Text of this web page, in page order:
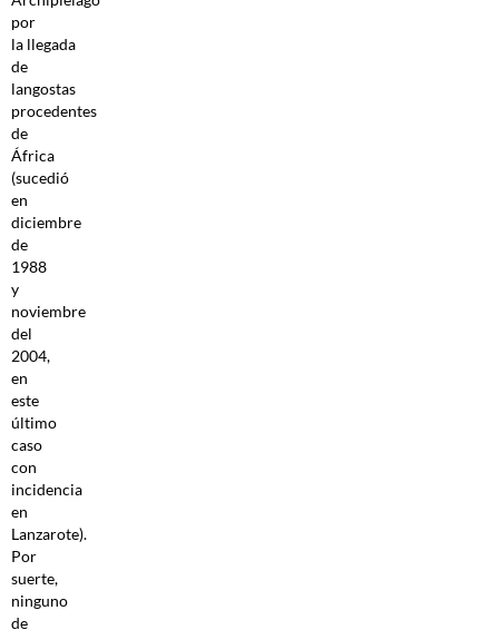
por
la llegada
de
langostas
procedentes
de
África
(sucedió
en
diciembre
de
1988
y
noviembre
del
2004,
en
este
último
caso
con
incidencia
en
Lanzarote).
Por
suerte,
ninguno
de